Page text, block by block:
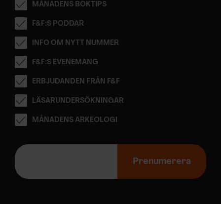
MÅNADENS BOKTIPS
F&F:S PODDAR
INFO OM NYTT NUMMER
F&F:S EVENEMANG
ERBJUDANDEN FRÅN F&F
LÄSARUNDERSÖKNINGAR
MÅNADENS ARKEOLOGI
E
p
Prenumerera